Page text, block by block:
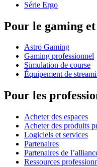
Série Ergo
Pour le gaming
Astro Gaming
Gaming professionnel
Simulation de course
Équipement de
Pour les
Acheter des espaces
Acheter des produits
Logiciels et services
Partenaires
Partenaires de
Ressources